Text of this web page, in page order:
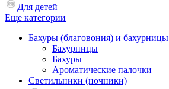
Для детей
Еще категории
Бахуры (благовония) и бахурницы
Бахурницы
Бахуры
Ароматические палочки
Светильники (ночники)